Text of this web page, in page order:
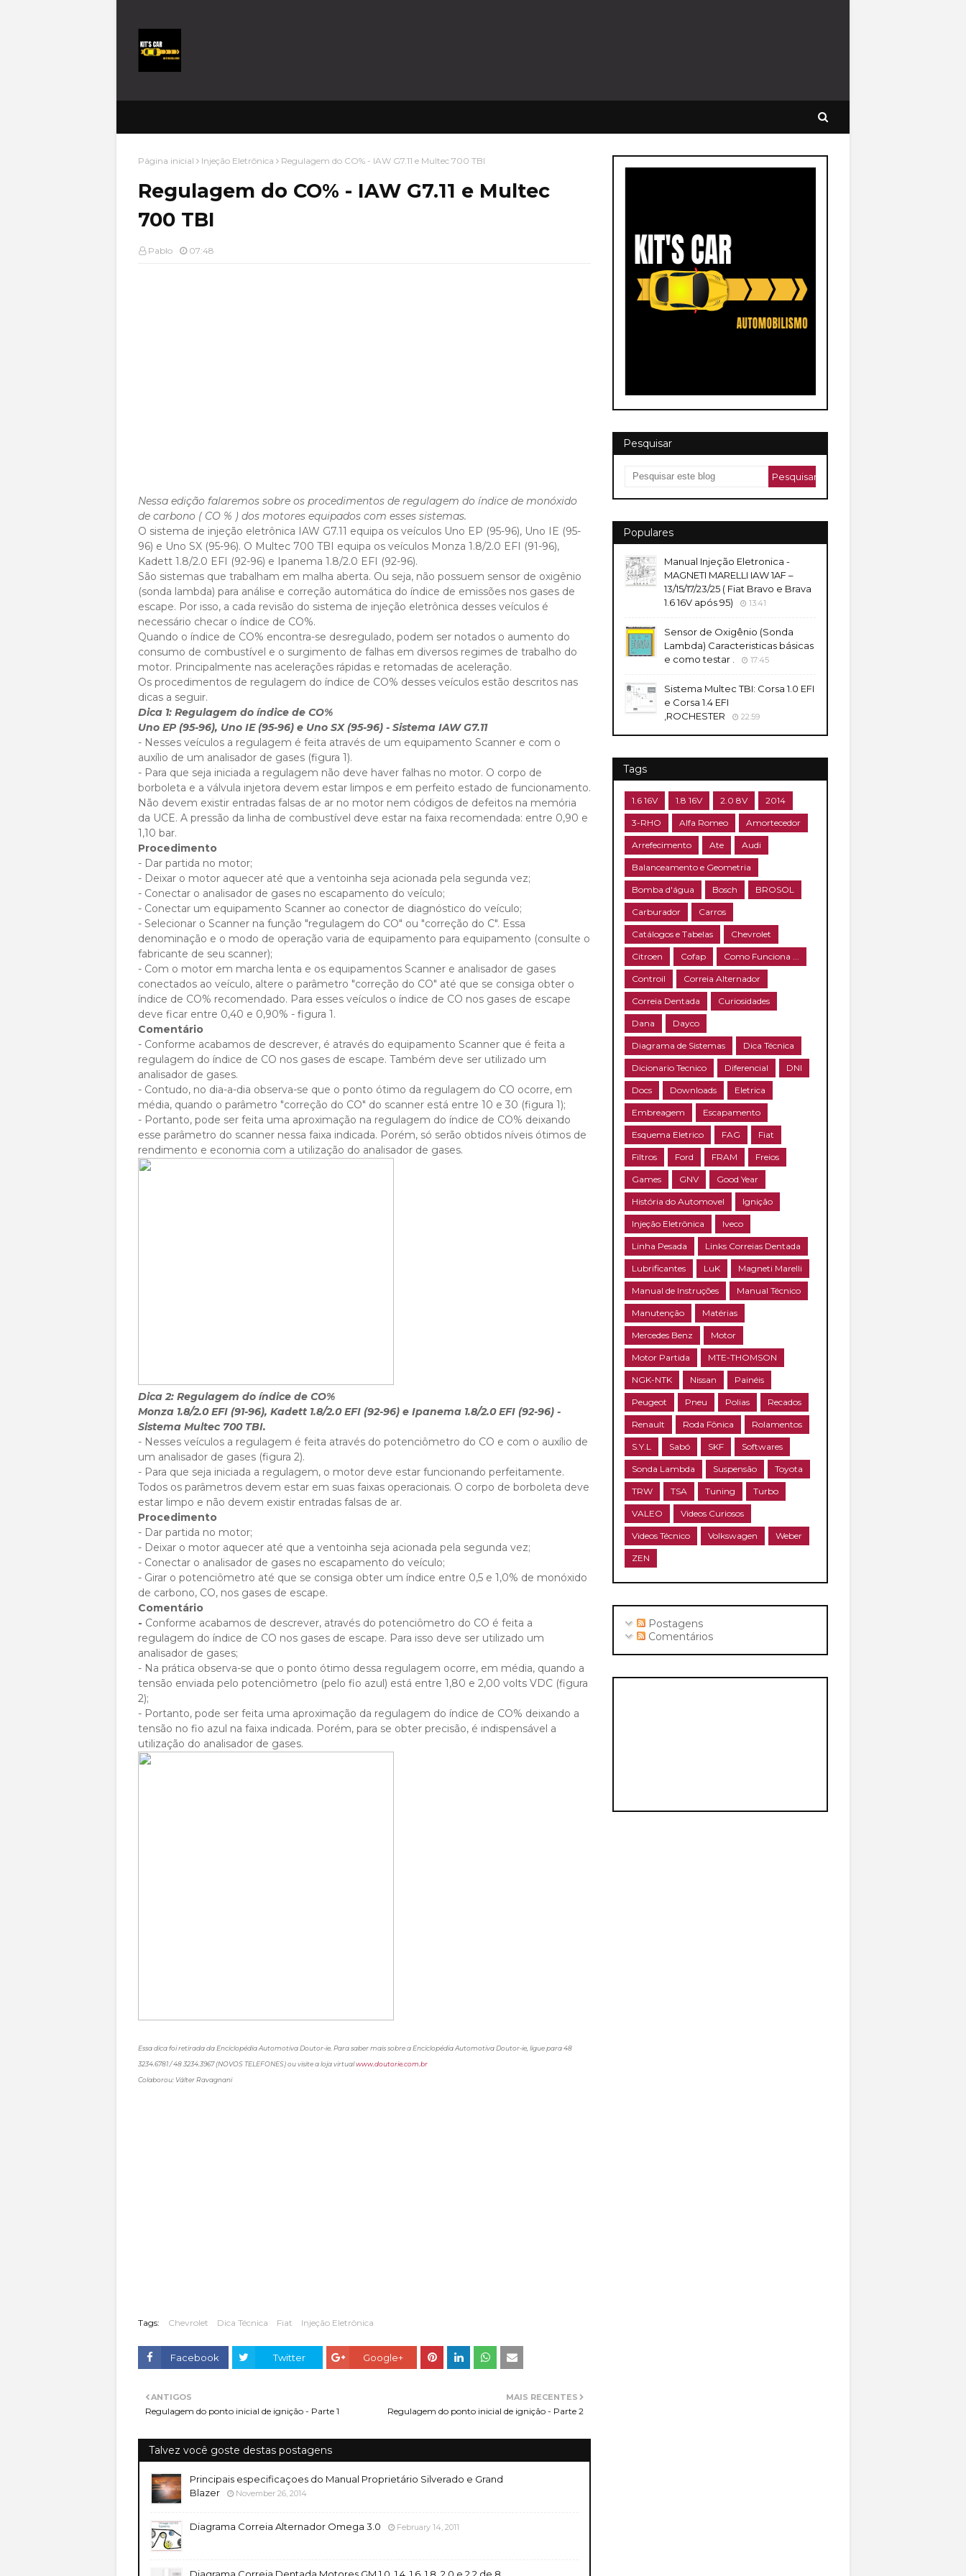
Página inicial Injeção Eletrônica Regulagem do CO% - IAW G7.11 e Multec 700 TBI
Regulagem do CO% - IAW G7.11 e Multec
700 TBI
Pablo 07:48
Nessa edição falaremos sobre os procedimentos de regulagem do índice de monóxido
de carbono ( CO % ) dos motores equipados com esses sistemas.
O sistema de injeção eletrônica IAW G7.11 equipa os veículos Uno EP (95-96), Uno IE (95-
96) e Uno SX (95-96). O Multec 700 TBI equipa os veículos Monza 1.8/2.0 EFI (91-96),
Kadett 1.8/2.0 EFI (92-96) e Ipanema 1.8/2.0 EFI (92-96).
São sistemas que trabalham em malha aberta. Ou seja, não possuem sensor de oxigênio
(sonda lambda) para análise e correção automática do índice de emissões nos gases de
escape. Por isso, a cada revisão do sistema de injeção eletrônica desses veículos é
necessário checar o índice de CO%.
Quando o índice de CO% encontra-se desregulado, podem ser notados o aumento do
consumo de combustível e o surgimento de falhas em diversos regimes de trabalho do
motor. Principalmente nas acelerações rápidas e retomadas de aceleração.
Os procedimentos de regulagem do índice de CO% desses veículos estão descritos nas
dicas a seguir.
Dica 1: Regulagem do índice de CO%
Uno EP (95-96), Uno IE (95-96) e Uno SX (95-96) - Sistema IAW G7.11
- Nesses veículos a regulagem é feita através de um equipamento Scanner e com o
auxílio de um analisador de gases (figura 1).
- Para que seja iniciada a regulagem não deve haver falhas no motor. O corpo de
borboleta e a válvula injetora devem estar limpos e em perfeito estado de funcionamento.
Não devem existir entradas falsas de ar no motor nem códigos de defeitos na memória
da UCE. A pressão da linha de combustível deve estar na faixa recomendada: entre 0,90 e
1,10 bar.
Procedimento
- Dar partida no motor;
- Deixar o motor aquecer até que a ventoinha seja acionada pela segunda vez;
- Conectar o analisador de gases no escapamento do veículo;
- Conectar um equipamento Scanner ao conector de diagnóstico do veículo;
- Selecionar o Scanner na função "regulagem do CO" ou "correção do C". Essa
denominação e o modo de operação varia de equipamento para equipamento (consulte o
fabricante de seu scanner);
- Com o motor em marcha lenta e os equipamentos Scanner e analisador de gases
conectados ao veículo, altere o parâmetro "correção do CO" até que se consiga obter o
índice de CO% recomendado. Para esses veículos o índice de CO nos gases de escape
deve ficar entre 0,40 e 0,90% - figura 1.
Comentário
- Conforme acabamos de descrever, é através do equipamento Scanner que é feita a
regulagem do índice de CO nos gases de escape. Também deve ser utilizado um
analisador de gases.
- Contudo, no dia-a-dia observa-se que o ponto ótimo da regulagem do CO ocorre, em
média, quando o parâmetro "correção do CO" do scanner está entre 10 e 30 (figura 1);
- Portanto, pode ser feita uma aproximação na regulagem do índice de CO% deixando
esse parâmetro do scanner nessa faixa indicada. Porém, só serão obtidos níveis ótimos de
rendimento e economia com a utilização do analisador de gases.
Dica 2: Regulagem do índice de CO%
Monza 1.8/2.0 EFI (91-96), Kadett 1.8/2.0 EFI (92-96) e Ipanema 1.8/2.0 EFI (92-96) -
Sistema Multec 700 TBI.
- Nesses veículos a regulagem é feita através do potenciômetro do CO e com o auxílio de
um analisador de gases (figura 2).
- Para que seja iniciada a regulagem, o motor deve estar funcionando perfeitamente.
Todos os parâmetros devem estar em suas faixas operacionais. O corpo de borboleta deve
estar limpo e não devem existir entradas falsas de ar.
Procedimento
- Dar partida no motor;
- Deixar o motor aquecer até que a ventoinha seja acionada pela segunda vez;
- Conectar o analisador de gases no escapamento do veículo;
- Girar o potenciômetro até que se consiga obter um índice entre 0,5 e 1,0% de monóxido
de carbono, CO, nos gases de escape.
Comentário
- Conforme acabamos de descrever, através do potenciômetro do CO é feita a
regulagem do índice de CO nos gases de escape. Para isso deve ser utilizado um
analisador de gases;
- Na prática observa-se que o ponto ótimo dessa regulagem ocorre, em média, quando a
tensão enviada pelo potenciômetro (pelo fio azul) está entre 1,80 e 2,00 volts VDC (figura
2);
- Portanto, pode ser feita uma aproximação da regulagem do índice de CO% deixando a
tensão no fio azul na faixa indicada. Porém, para se obter precisão, é indispensável a
utilização do analisador de gases.
Essa dica foi retirada da Enciclopédia Automotiva Doutor-ie. Para saber mais sobre a Enciclopédia Automotiva Doutor-ie, ligue para 48
3234.6781 / 48 3234.3967 (NOVOS TELEFONES) ou visite a loja virtualwww.doutorie.com.br
Colaborou: Válter Ravagnani
Tags: Chevrolet Dica Técnica Fiat Injeção Eletrônica
Facebook Twitter Google+
MAIS RECENTES
Regulagem do ponto inicial de ignição - Parte 2
ANTIGOS
Regulagem do ponto inicial de ignição - Parte 1
Talvez você goste destas postagens
Principais especificaçoes do Manual Proprietário Silverado e Grand
Blazer
November 26, 2014
Diagrama Correia Alternador Omega 3.0 February 14, 2011
Pesquisar
Populares
Manual Injeção Eletronica -
MAGNETI MARELLI IAW 1AF –
13/15/17/23/25 ( Fiat Bravo e Brava
1.6 16V após 95)
13:41
Sensor de Oxigênio (Sonda
Lambda) Caracteristicas básicas
e como testar .
17:45
Sistema Multec TBI: Corsa 1.0 EFI
e Corsa 1.4 EFI
,ROCHESTER
22:59
Tags
1.6 16V 1.8 16V 2.0 8V 2014
3-RHO Alfa Romeo Amortecedor
Arrefecimento Ate Audi
Balanceamento e Geometria
Bomba d'água Bosch BROSOL
Carburador Carros
Catálogos e Tabelas Chevrolet
Citroen Cofap Como Funciona ...
Controil Correia Alternador
Correia Dentada Curiosidades
Dana Dayco
Diagrama de Sistemas Dica Técnica
Dicionario Tecnico Diferencial DNI
Docs Downloads Eletrica
Embreagem Escapamento
Esquema Eletrico FAG Fiat
Filtros Ford FRAM Freios
Games GNV Good Year
História do Automovel Ignição
Injeção Eletrônica Iveco
Linha Pesada Links Correias Dentada
Lubrificantes LuK Magneti Marelli
Manual de Instruções Manual Técnico
Manutenção Matérias
Mercedes Benz Motor
Motor Partida MTE-THOMSON
NGK-NTK Nissan Painéis
Peugeot Pneu Polias Recados
Renault Roda Fônica Rolamentos
S.Y.L Sabó SKF Softwares
Sonda Lambda Suspensão Toyota
TRW TSA Tuning Turbo
VALEO Videos Curiosos
Videos Técnico Volkswagen Weber
ZEN
Postagens
Comentários